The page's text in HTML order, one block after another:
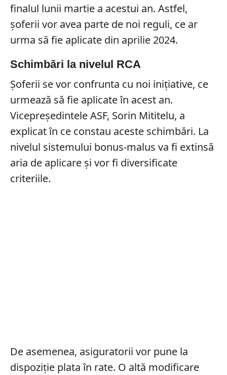
finalul lunii martie a acestui an. Astfel,
șoferii vor avea parte de noi reguli, ce ar
urma să fie aplicate din aprilie 2024.
Schimbări la nivelul RCA
Șoferii se vor confrunta cu noi inițiative, ce
urmează să fie aplicate în acest an.
Vicepreședintele ASF, Sorin Mititelu, a
explicat în ce constau aceste schimbări. La
nivelul sistemului bonus-malus va fi extinsă
aria de aplicare și vor fi diversificate
criteriile.
De asemenea, asiguratorii vor pune la
dispoziție plata în rate. O altă modificare